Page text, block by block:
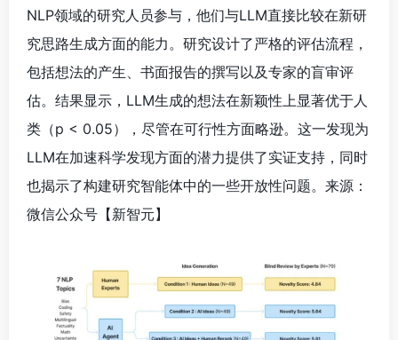
NLP领域的研究人员参与，他们与LLM直接比较在新研
究思路生成方面的能力。研究设计了严格的评估流程，
包括想法的产生、书面报告的撰写以及专家的盲审评
估。结果显示，LLM生成的想法在新颖性上显著优于人
类（p < 0.05），尽管在可行性方面略逊。这一发现为
LLM在加速科学发现方面的潜力提供了实证支持，同时
也揭示了构建研究智能体中的一些开放性问题。来源：
微信公众号【新智元】